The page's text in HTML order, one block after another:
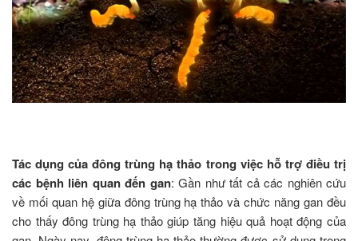
Tác dụng của đông trùng hạ thảo trong việc hỗ trợ điều trị
các bệnh liên quan đến gan: Gần như tất cả các nghiên cứu
về mối quan hệ giữa đông trùng hạ thảo và chức năng gan đều
cho thấy đông trùng hạ thảo giúp tăng hiệu quả hoạt động của